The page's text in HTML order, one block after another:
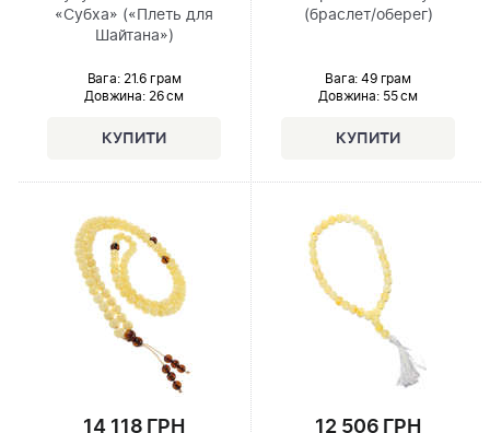
«Субха» («Плеть для
Шайтана»)
Вага: 21.6 грам
Довжина:26 см
(браслет/оберег)
Вага: 49 грам
Довжина:55 см
14 118 ГРН 12 506 ГРН